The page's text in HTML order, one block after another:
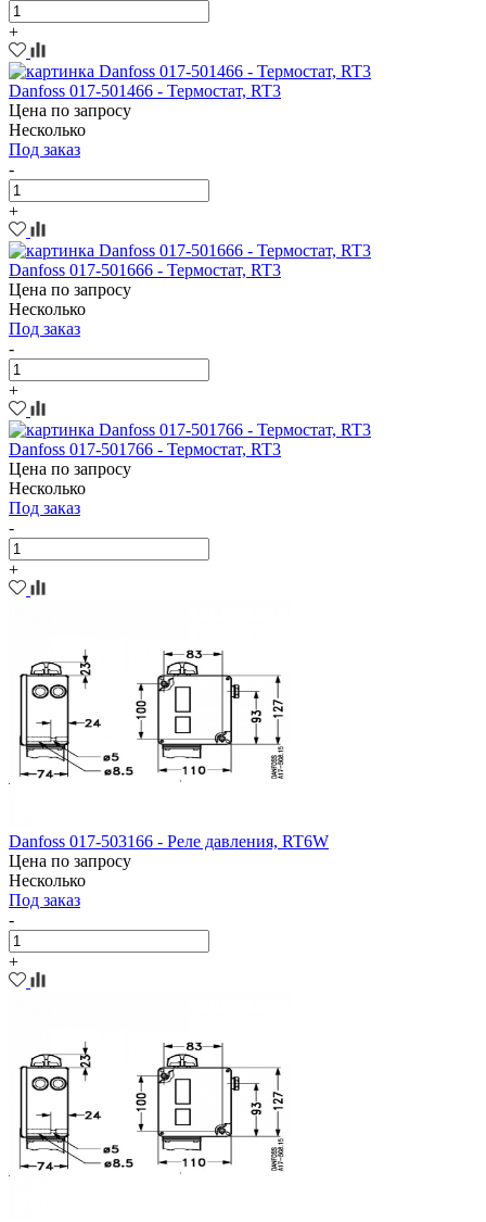
+
Danfoss 017-501466 - Термостат, RT3
Цена по запросу
Несколько
Под заказ
-
+
Danfoss 017-501666 - Термостат, RT3
Цена по запросу
Несколько
Под заказ
-
+
Danfoss 017-501766 - Термостат, RT3
Цена по запросу
Несколько
Под заказ
-
+
Danfoss 017-503166 - Реле давления, RT6W
Цена по запросу
Несколько
Под заказ
-
+